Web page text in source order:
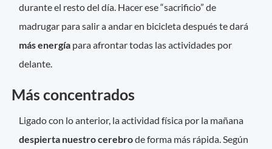
durante el resto del día. Hacer ese “sacrificio” de
madrugar para salir a andar en bicicleta después te dará
más energía para afrontar todas las actividades por
delante.
Más concentrados
Ligado con lo anterior, la actividad física por la mañana
despierta nuestro cerebrode forma más rápida. Según